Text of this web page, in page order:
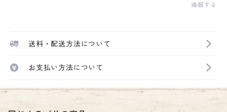
通報する
送料・配送方法について
お支払い方法について